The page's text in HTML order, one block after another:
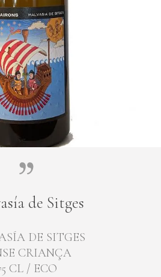
de Sitges
DE SITGES
CRIANÇA
CL / ECO